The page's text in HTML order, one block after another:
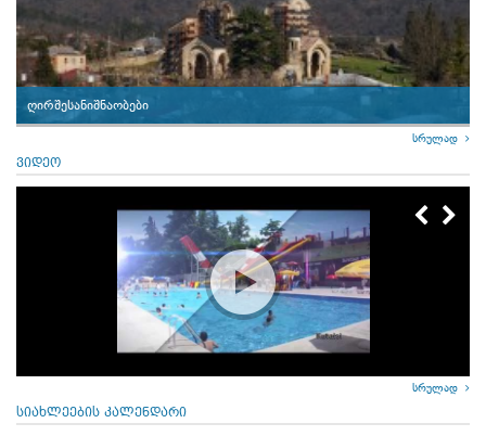
ღირშესანიშნაობები
სრულად
ვიდეო
სრულად
სიახლეების კალენდარი